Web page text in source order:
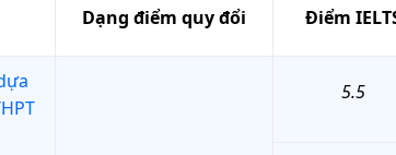
Dạng điểm quy đổi Điểm
5.5